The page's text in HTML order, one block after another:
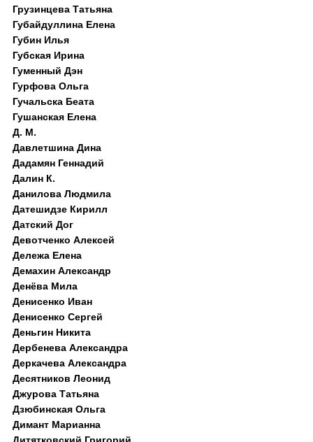
Грузинцева Татьяна
Губайдуллина Елена
Губин Илья
Губская Ирина
Гуменный Дэн
Гурфова Ольга
Гучальска Беата
Гушанская Елена
Д. M.
Давлетшина Дина
Дадамян Геннадий
Далин К.
Данилова Людмила
Датешидзе Кирилл
Датский Дог
Девотченко Алексей
Дележа Елена
Демахин Александр
Денёва Мила
Денисенко Иван
Денисенко Сергей
Деньгин Никита
Дербенева Александра
Деркачева Александра
Десятников Леонид
Джурова Татьяна
Дзюбинская Ольга
Димант Марианна